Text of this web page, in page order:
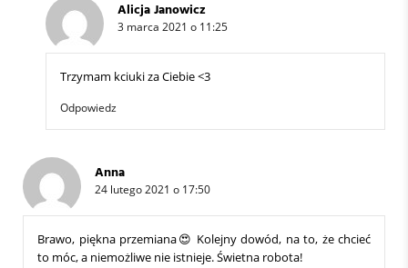
Alicja Janowicz
3 marca 2021 o 11:25
Trzymam kciuki za Ciebie <3
Odpowiedz
Anna
24 lutego 2021 o 17:50
Brawo, piękna przemiana😍 Kolejny dowód, na to, że chcieć
to móc, a niemożliwe nie istnieje. Świetna robota!